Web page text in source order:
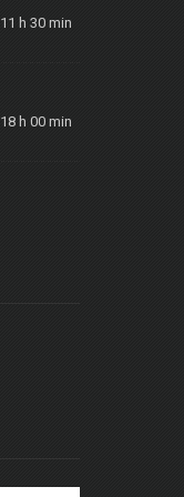
11 h 30 min
18 h 00 min